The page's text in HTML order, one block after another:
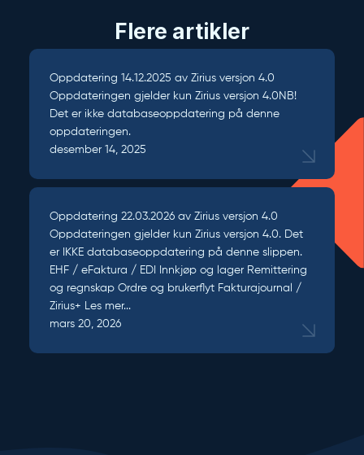
Flere artikler
Oppdatering 14.12.2025 av Zirius versjon 4.0
Oppdateringen gjelder kun Zirius versjon 4.0NB!
Det er ikke databaseoppdatering på denne
oppdateringen.
desember 14, 2025
Oppdatering 22.03.2026 av Zirius versjon 4.0
Oppdateringen gjelder kun Zirius versjon 4.0. Det
er IKKE databaseoppdatering på denne slippen.
EHF / eFaktura / EDI Innkjøp og lager Remittering
og regnskap Ordre og brukerflyt Fakturajournal /
Zirius+ Les mer...
mars 20, 2026